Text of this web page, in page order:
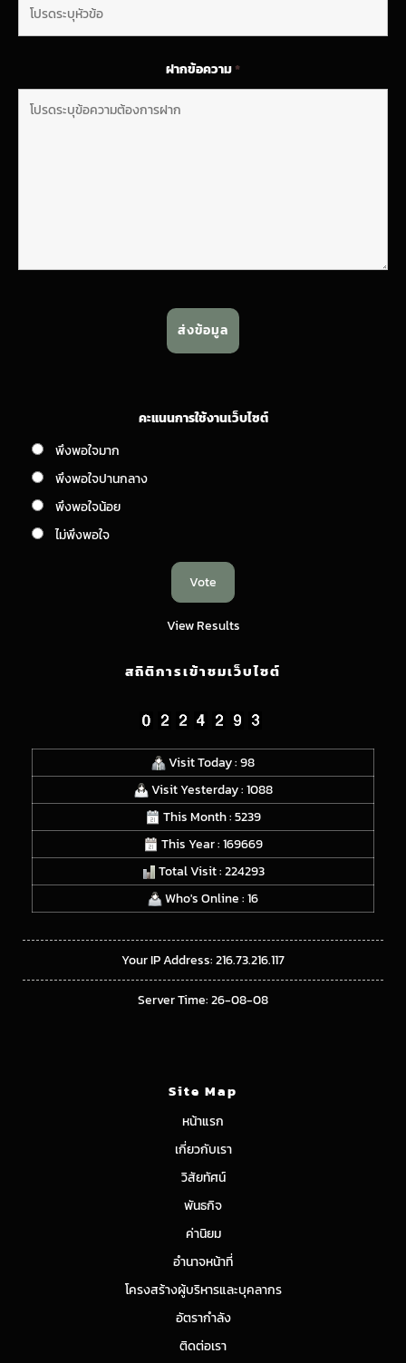
ฝากข้อความ*
คะแนนการใช้งานเว็บไซต์
พึงพอใจมาก
พึงพอใจปานกลาง
พึงพอใจน้อย
ไม่พึงพอใจ
View Results
สถิติการเข้าชมเว็บไซต์
Visit Today : 98
Visit Yesterday : 1088
This Month : 5239
This Year : 169669
Total Visit : 224293
Who's Online : 16
Your IP Address: 216.73.216.117
Server Time: 26-08-08
Site Map
หน้าแรก
เกี่ยวกับเรา
วิสัยทัศน์
พันธกิจ
ค่านิยม
อำนาจหน้าที่
โครงสร้างผู้บริหารและบุคลากร
อัตรากำลัง
ติดต่อเรา